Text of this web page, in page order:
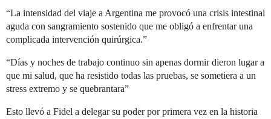
“La intensidad del viaje a Argentina me provocó una crisis intestinal
aguda con sangramiento sostenido que me obligó a enfrentar una
complicada intervención quirúrgica.”
“Días y noches de trabajo continuo sin apenas dormir dieron lugar a
que mi salud, que ha resistido todas las pruebas, se sometiera a un
stress extremo y se quebrantara”
Esto llevó a Fidel a delegar su poder por primera vez en la historia